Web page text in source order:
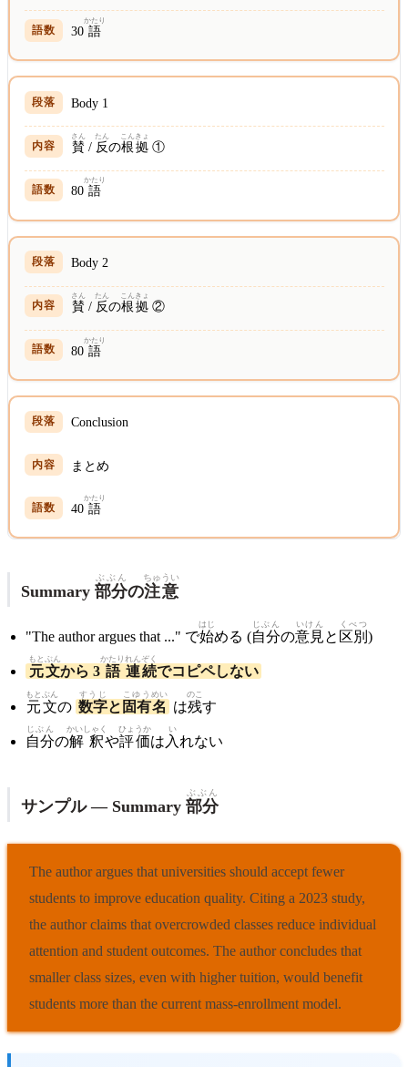
30 語
かたり
Body 1
賛
さん
/ 反
たん
の根拠
こんきょ
①
80 語
かたり
Body 2
賛
さん
/ 反
たん
の根拠
こんきょ
②
80 語
かたり
Conclusion
まとめ
40 語
かたり
Summary 部分
ぶぶん
の注意
ちゅうい
"The author argues that ..." で始
はじ
める (自分
じぶん
の意見
いけん
と 区別
くべつ
)
元
もと
文
ぶん
から 3 語
かたり
連続
れんぞく
でコピペしない
元
もと
文
ぶん
の 数字
すうじ
と 固有
こゆう
名
めい
は残
のこ
す
自分
じぶん
の解釈
かいしゃく
や評価
ひょうか
は入
い
れない
サンプル — Summary 部分
ぶぶん
The author argues that universities should accept fewer
students to improve education quality. Citing a 2023 study,
the author claims that overcrowded classes reduce individual
attention and student outcomes. The author concludes that
smaller class sizes, even with higher tuition, would benefit
students more than the current mass-enrollment model.